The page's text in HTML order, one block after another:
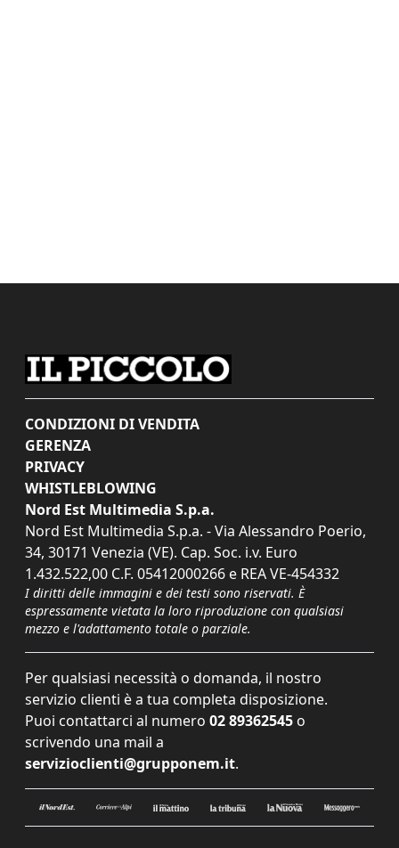
CONDIZIONI DI VENDITA
GERENZA
PRIVACY
WHISTLEBLOWING
Nord Est Multimedia S.p.a.
Nord Est Multimedia S.p.a. - Via Alessandro Poerio,
34, 30171 Venezia (VE). Cap. Soc. i.v. Euro
1.432.522,00 C.F. 05412000266 e REA VE-454332
I diritti delle immagini e dei testi sono riservati. È
espressamente vietata la loro riproduzione con qualsiasi
mezzo e l'adattamento totale o parziale.
Per qualsiasi necessità o domanda, il nostro
servizio clienti è a tua completa disposizione.
Puoi contattarci al numero 02 89362545 o
scrivendo una mail a
servizioclienti@grupponem.it.